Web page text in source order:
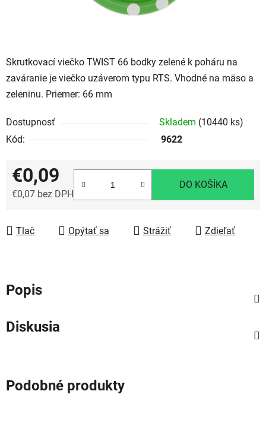
Skrutkovací viečko TWIST 66 bodky zelené k poháru na
zaváranie je viečko uzáverom typu RTS. Vhodné na mäso a
zeleninu. Priemer: 66 mm
Dostupnosť Skladem (10440 ks)
Kód:
9622
€0,09
€0,07 bez DPH
DO KOŠÍKA
Tlač Opýtať sa Strážiť Zdieľať
Popis
Diskusia
Podobné produkty